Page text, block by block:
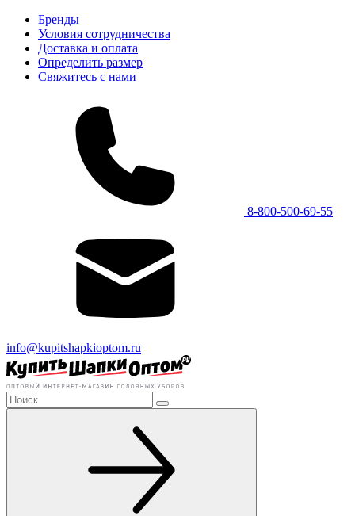
Бренды
Условия сотрудничества
Доставка и оплата
Определить размер
Свяжитесь с нами
8-800-500-69-55
info@kupitshapkioptom.ru